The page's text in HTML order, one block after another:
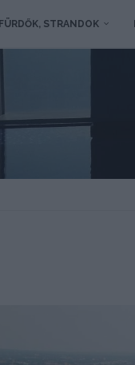
FÜRDŐK, STRANDOK